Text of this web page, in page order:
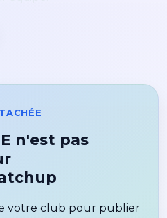
n'est pas
votre club pour publier